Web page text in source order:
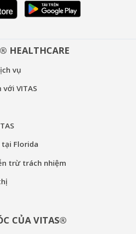
HEALTHCARE
vụ
VITAS
Florida
trừ trách nhiệm
CỦA VITAS®